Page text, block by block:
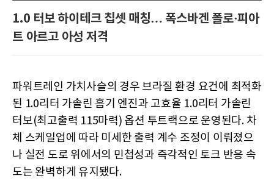
1.0 터보 하이테크 칩셋 매칭… 폭스바겐 폴로·피아
트 아르고 아성 저격
파워트레인 가치사슬의 경우 브라질 환경 요건에 최적화
된 1.0리터 가솔린 흡기 엔진과 고효율 1.0리터 가솔린
터보(최고출력 115마력) 옵션 투트랙으로 운영된다. 차
체 스케일업에 따라 미세한 출력 계수 조정이 이뤄졌으
나 실전 도로 위에서의 민첩성과 즉각적인 토크 반응 속
도는 완벽하게 유지됐다.